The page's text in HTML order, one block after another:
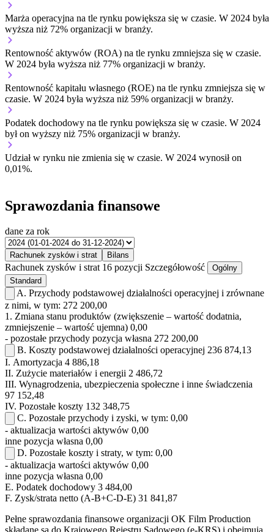
Marża operacyjna na tle rynku powiększa się w czasie. W 2024 była
wyższa niż 72% organizacji w branży.
Rentowność aktywów (ROA) na tle rynku zmniejsza się w czasie.
W 2024 była wyższa niż 77% organizacji w branży.
Rentowność kapitału własnego (ROE) na tle rynku zmniejsza się w
czasie. W 2024 była wyższa niż 59% organizacji w branży.
Podatek dochodowy na tle rynku powiększa się w czasie. W 2024
był on wyższy niż 75% organizacji w branży.
Udział w rynku nie zmienia się w czasie. W 2024 wynosił on
0,01%.
Sprawozdania finansowe
dane za rok
Rachunek zysków i strat Bilans
Rachunek zysków i strat 16 pozycji Szczegółowość
Ogólny
Standard
A. Przychody podstawowej działalności operacyjnej i zrównane
z nimi, w tym: 272 200,00
1. Zmiana stanu produktów (zwiększenie – wartość dodatnia,
zmniejszenie – wartość ujemna) 0,00
- pozostałe przychody pozycja własna 272 200,00
B. Koszty podstawowej działalności operacyjnej 236 874,13
I. Amortyzacja 4 886,18
II. Zużycie materiałów i energii 2 486,72
III. Wynagrodzenia, ubezpieczenia społeczne i inne świadczenia
97 152,48
IV. Pozostałe koszty 132 348,75
C. Pozostałe przychody i zyski, w tym: 0,00
- aktualizacja wartości aktywów 0,00
inne pozycja własna 0,00
D. Pozostałe koszty i straty, w tym: 0,00
- aktualizacja wartości aktywów 0,00
inne pozycja własna 0,00
E. Podatek dochodowy 3 484,00
F. Zysk/strata netto (A-B+C-D-E) 31 841,87
Pełne sprawozdania finansowe organizacji OK Film Production